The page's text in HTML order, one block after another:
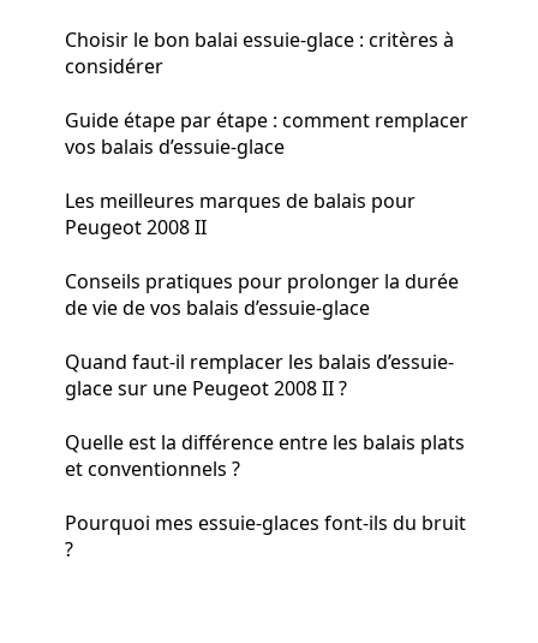
Choisir le bon balai essuie-glace : critères à
considérer
Guide étape par étape : comment remplacer
vos balais d’essuie-glace
Les meilleures marques de balais pour
Peugeot 2008 II
Conseils pratiques pour prolonger la durée
de vie de vos balais d’essuie-glace
Quand faut-il remplacer les balais d’essuie-
glace sur une Peugeot 2008 II ?
Quelle est la différence entre les balais plats
et conventionnels ?
Pourquoi mes essuie-glaces font-ils du bruit
?